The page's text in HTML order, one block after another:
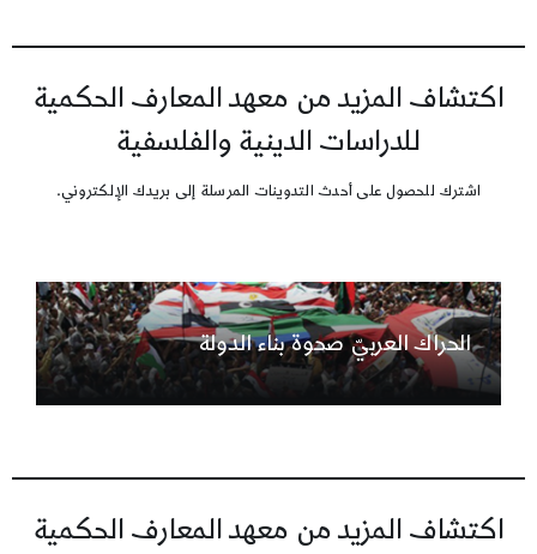
اكتشاف المزيد من معهد المعارف الحكمية
للدراسات الدينية والفلسفية
اشترك للحصول على أحدث التدوينات المرسلة إلى بريدك الإلكتروني.
الحراك العربيّ صحوة بناء الدولة
اكتشاف المزيد من معهد المعارف الحكمية